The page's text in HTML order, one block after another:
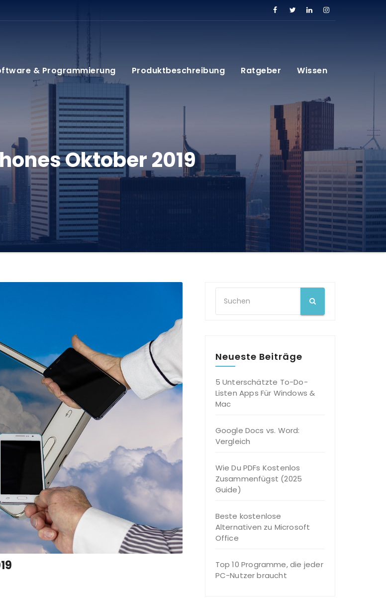
& Programmierung Produktbeschreibung Ratgeber Wissen
Oktober 2019
Neueste Beiträge
5 Unterschätzte To-Do-
Listen Apps Für Windows &
Mac
Google Docs vs. Word:
Vergleich
Wie Du PDFs Kostenlos
Zusammenfügst (2025
Guide)
Beste kostenlose
Alternativen zu Microsoft
Office
Top 10 Programme, die jeder
PC-Nutzer braucht